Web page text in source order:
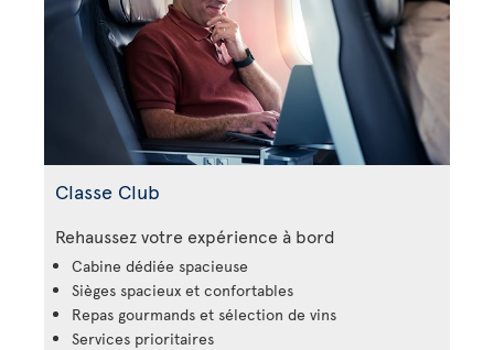
Classe Club
Rehaussez votre expérience à bord
Cabine dédiée spacieuse
Sièges spacieux et confortables
Repas gourmands et sélection de vins
Services prioritaires